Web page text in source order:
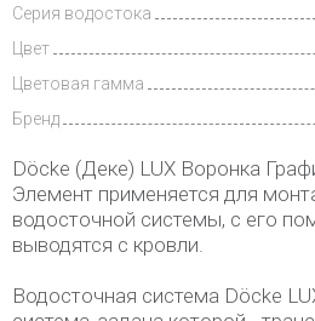
Серия водостока
Цвет
Цветовая гамма
Бренд
Döcke (Деке) LUX Воронка
Элемент применяется для
водосточной системы, с его
выводятся с кровли.
Водосточная система Döcke